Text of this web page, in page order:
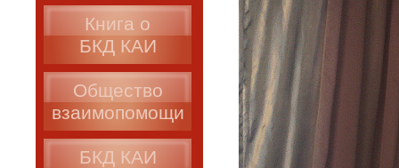
Книга о
БКД КАИ
Общество
взаимопомощи
БКД КАИ